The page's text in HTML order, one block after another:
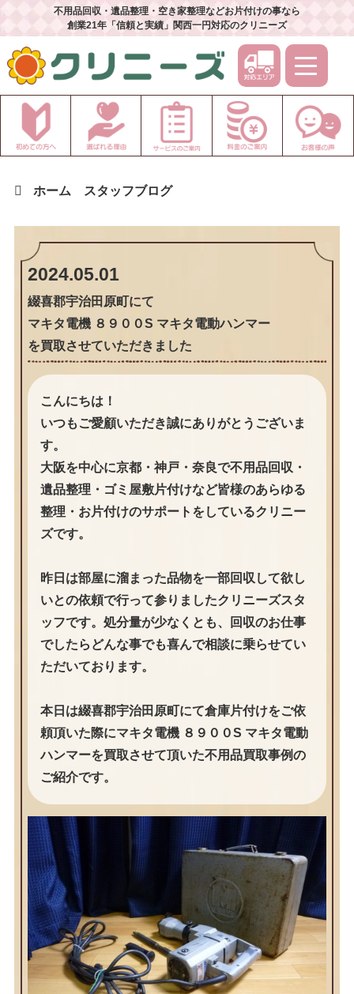
不用品回収・遺品整理・空き家整理などお片付けの事なら
創業21年「信頼と実績」関西一円対応のクリニーズ
ホーム スタッフブログ
2024.05.01
綴喜郡宇治田原町にて
マキタ電機 ８９００S マキタ電動ハンマー
を買取させていただきました
こんにちは！
いつもご愛顧いただき誠にありがとうございま
す。
大阪を中心に京都・神戸・奈良で不用品回収・
遺品整理・ゴミ屋敷片付けなど皆様のあらゆる
整理・お片付けのサポートをしているクリニー
ズです。
昨日は部屋に溜まった品物を一部回収して欲し
いとの依頼で行って参りましたクリニーズスタ
ッフです。処分量が少なくとも、回収のお仕事
でしたらどんな事でも喜んで相談に乗らせてい
ただいております。
本日は綴喜郡宇治田原町にて倉庫片付けをご依
頼頂いた際にマキタ電機 ８９００S マキタ電動
ハンマーを買取させて頂いた不用品買取事例の
ご紹介です。